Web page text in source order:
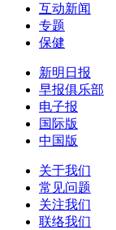
互动新闻
专题
保健
新明日报
早报俱乐部
电子报
国际版
中国版
关于我们
常见问题
关注我们
联络我们